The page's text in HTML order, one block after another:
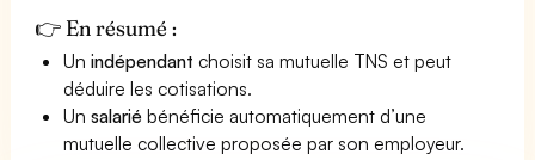
👉 En résumé :
Unindépendant choisit sa mutuelle TNS et peut
déduire les cotisations.
Unsalarié bénéficie automatiquement d’une
mutuelle collective proposée par son employeur.